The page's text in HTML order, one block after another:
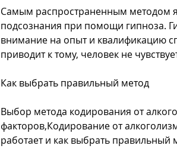
Самым распространенным методом
подсознания при помощи гипноза.
внимание на опыт и квалификацию
приводит к тому, человек не
Как выбрать правильный метод
Выбор метода кодирования от
факторов,Кодирование от
работает и как выбрать правильный